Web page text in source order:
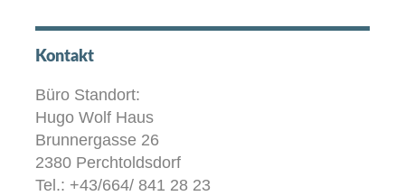
Kontakt
Büro Standort:
Hugo Wolf Haus
Brunnergasse 26
2380 Perchtoldsdorf
Tel.: +43/664/ 841 28 23